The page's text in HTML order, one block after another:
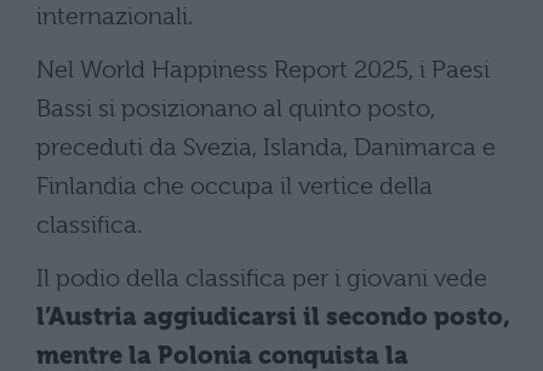
internazionali.
Nel World Happiness Report 2025, i Paesi
Bassi si posizionano al quinto posto,
preceduti da Svezia, Islanda, Danimarca e
Finlandia che occupa il vertice della
classifica.
Il podio della classifica per i giovani vede
l’Austria aggiudicarsi il secondo posto,
mentre la Polonia conquista la